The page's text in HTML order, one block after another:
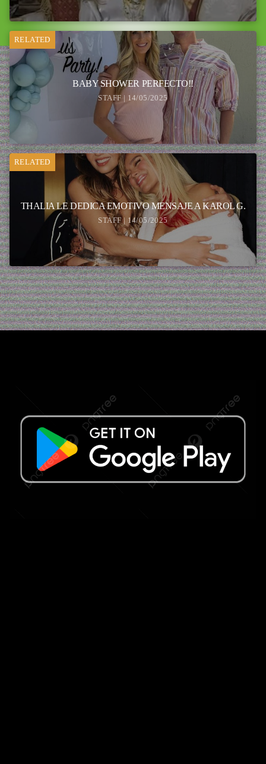
RELATED
BABY SHOWER PERFECTO!!
STAFF | 14/05/2025
RELATED
THALIA LE DEDICA EMOTIVO MENSAJE A KAROL G.
STAFF | 14/05/2025